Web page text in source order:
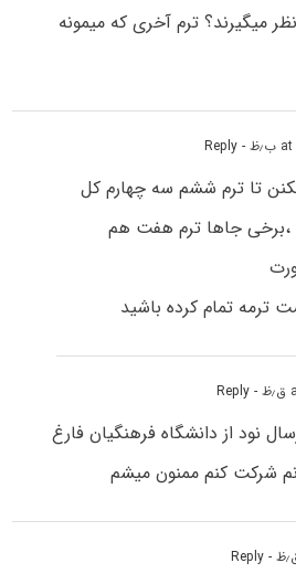
میگیرند؟ ترم آخری که میمونه
- Reply
تا ترم ششم سه چهارم کل
،برخی جاها ترم هفت هم
ترمه تمام کرده باشید
- Reply
نود از دانشگاه فرهنگیان فارغ
شرکت کنم ممنون میشم
- Reply